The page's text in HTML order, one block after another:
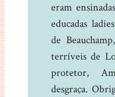
eram
educadas
de
terríveis de
protetor,
desgraça.